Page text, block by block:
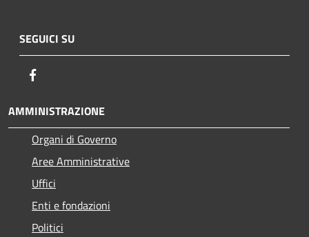
SEGUICI SU
AMMINISTRAZIONE
Organi di Governo
Aree Amministrative
Uffici
Enti e fondazioni
Politici